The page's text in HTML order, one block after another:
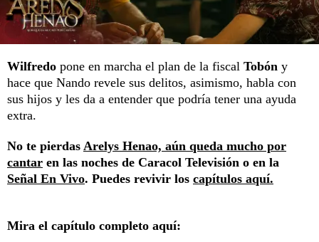
Wilfredo pone en marcha el plan de la fiscal Tobón y
hace que Nando revele sus delitos, asimismo, habla con
sus hijos y les da a entender que podría tener una ayuda
extra.
No te pierdas Arelys Henao, aún queda mucho por
cantar en las noches de Caracol Televisión o en la
Señal En Vivo. Puedes revivir los capítulos aquí.
Mira el capítulo completo aquí: